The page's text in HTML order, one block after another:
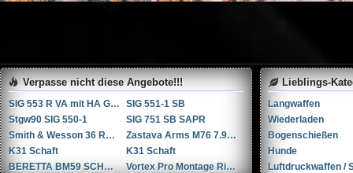
Verpasse nicht diese Angebote!!!
SIG 553 R VA mit HA Griffstück
SIG 551-1 SB
Stgw90 SIG 550-1
SIG 751 SB SAPR
Smith & Wesson 36 RB .38 Spl.
Zastava Arms M76 7.92x57mm Mauser / 8mm Mauser / 8x57 JS
K31 Schaft
K31 Schaft
BERETTA BM59 SCHNELLFEUER GEWEHR
Vortex Pro Montage Ringen in 34mm
Lieblings-
Langwaffen
Wiederladen
Bogenschießen
Hunde
Luftdruckwaffen /